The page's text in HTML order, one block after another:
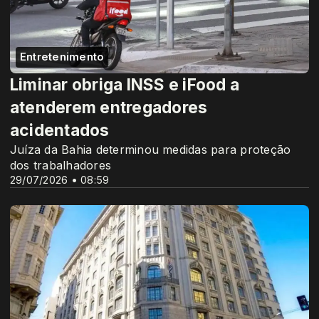
Entretenimento
29/07/2026 • 08:59
Liminar obriga INSS e iFood a
atenderem entregadores
acidentados
Juíza da Bahia determinou medidas para proteção
dos trabalhadores